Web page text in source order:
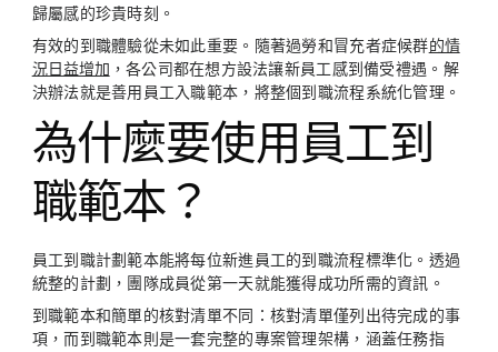
歸屬感的珍貴時刻。
有效的到職體驗從未如此重要。隨著過勞和冒充者症候群的情
況日益增加 ，各公司都在想方設法讓新員工感到備受禮遇。解
決辦法就是善用員工入職範本，將整個到職流程系統化管理。
為什麼要使用員工到
職範本？
員工到職計劃範本能將每位新進員工的到職流程標準化。透過
統整的計劃，團隊成員從第一天就能獲得成功所需的資訊。
到職範本和簡單的核對清單不同：核對清單僅列出待完成的事
項，而到職範本則是一套完整的專案管理架構，涵蓋任務指